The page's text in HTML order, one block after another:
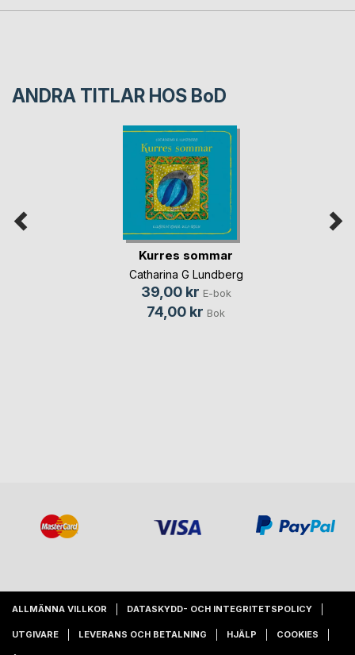
ANDRA TITLAR HOS BoD
Kurres sommar
Catharina G Lundberg
39,00 kr E-bok
74,00 kr Bok
ALLMÄNNA VILLKOR DATASKYDD- OCH INTEGRITETSPOLICY
UTGIVARE LEVERANS OCH BETALNING HJÄLP COOKIES